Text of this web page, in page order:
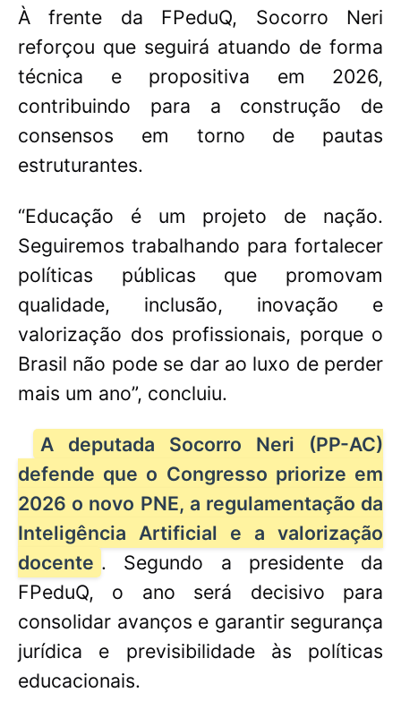
À frente da FPeduQ, Socorro Neri
reforçou que seguirá atuando de forma
técnica e propositiva em 2026,
contribuindo para a construção de
consensos em torno de pautas
estruturantes.
“Educação é um projeto de nação.
Seguiremos trabalhando para fortalecer
políticas públicas que promovam
qualidade, inclusão, inovação e
valorização dos profissionais, porque o
Brasil não pode se dar ao luxo de perder
mais um ano”, concluiu.
A deputada Socorro Neri (PP-AC)
defende que o Congresso priorize em
2026 o novo PNE, a regulamentação da
Inteligência Artificial e a valorização
docente . Segundo a presidente da
FPeduQ, o ano será decisivo para
consolidar avanços e garantir segurança
jurídica e previsibilidade às políticas
educacionais.